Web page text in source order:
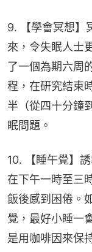
9. 【學會冥想】
來，令失眠人士
了一個為期六周
程，在研究結束
半（從四十分鐘
眠問題。
10. 【睡午覺】
在下午一時至三
飯後感到困倦。
覺，最好小睡一
是用咖啡因來保